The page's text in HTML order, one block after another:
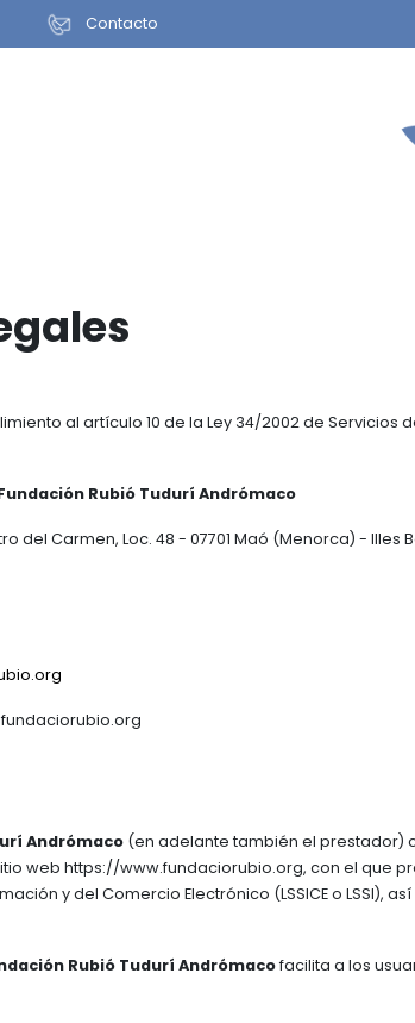
Contacto
Y DE LA TÉCNICA
al artículo 10 de la Ley 34/2002 de
Rubió Tudurí Andrómaco
del Carmen, Loc. 48 - 07701 Maó (Menorca) - Illes
Andrómaco (en adelante también el prestador)
web https://www.fundaciorubio.org, con el que
y del Comercio Electrónico (LSSICE o
Rubió Tudurí Andrómacofacilita a los